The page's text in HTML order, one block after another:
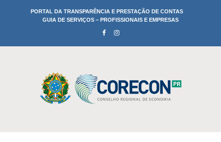
PORTAL DA TRANSPARÊNCIA E PRESTAÇÃO DE CONTAS
GUIA DE SERVIÇOS – PROFISSIONAIS E EMPRESAS